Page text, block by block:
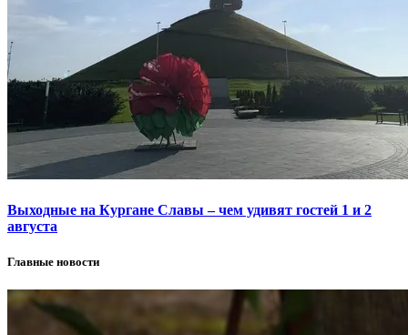
Выходные на Кургане Славы – чем удивят гостей 1 и 2
августа
Главные новости